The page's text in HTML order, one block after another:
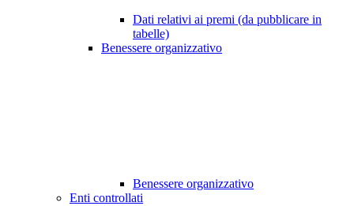
Dati relativi ai premi (da pubblicare in
tabelle)
Benessere organizzativo
Benessere organizzativo
Enti controllati